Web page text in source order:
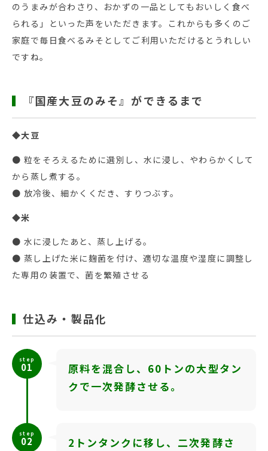
のうまみが合わさり、おかずの一品としてもおいしく食べ
られる」といった声をいただきます。これからも多くのご
家庭で毎日食べるみそとしてご利用いただけるとうれしい
ですね。
『国産大豆のみそ』ができるまで
◆大豆
● 粒をそろえるために選別し、水に浸し、やわらかくして
から蒸し煮する。
● 放冷後、細かくくだき、すりつぶす。
◆米
● 水に浸したあと、蒸し上げる。
● 蒸し上げた米に麹菌を付け、適切な温度や湿度に調整し
た専用の装置で、菌を繁殖させる
仕込み・製品化
step
01
原料を混合し、60トンの大型タン
クで一次発酵させる。
step
02
2トンタンクに移し、二次発酵さ